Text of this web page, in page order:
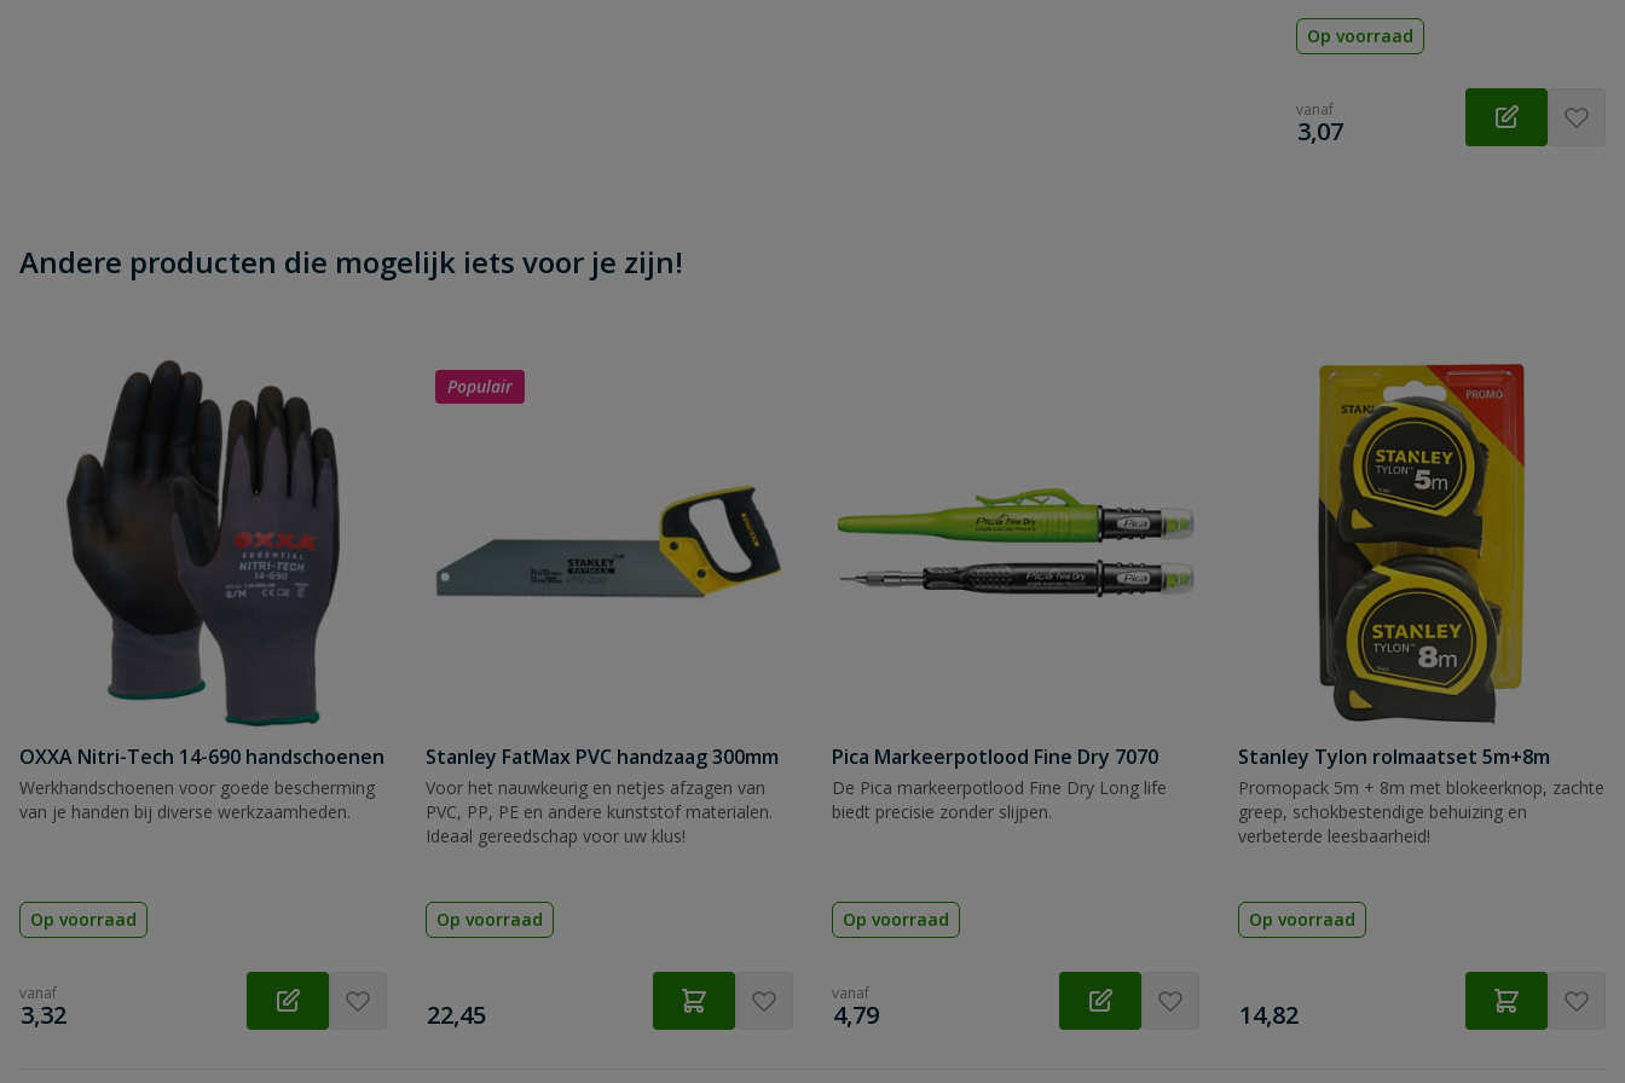
Op voorraad
vanaf
€
3,07
Andere producten die mogelijk iets voor je zijn!
OXXA Nitri-Tech 14-690 handschoenen
Werkhandschoenen voor goede bescherming
van je handen bij diverse werkzaamheden.
Op voorraad
vanaf
€
3,32
Populair
Stanley FatMax PVC handzaag 300mm
Voor het nauwkeurig en netjes afzagen van
PVC, PP, PE en andere kunststof materialen.
Ideaal gereedschap voor uw klus!
Op voorraad
€
22,45
Pica Markeerpotlood Fine Dry 7070
De Pica markeerpotlood Fine Dry Long life
biedt precisie zonder slijpen.
Op voorraad
vanaf
€
4,79
Stanley Tylon rolmaatset 5m+8m
Promopack 5m + 8m met blokeerknop, zachte
greep, schokbestendige behuizing en
verbeterde leesbaarheid!
Op voorraad
€
14,82